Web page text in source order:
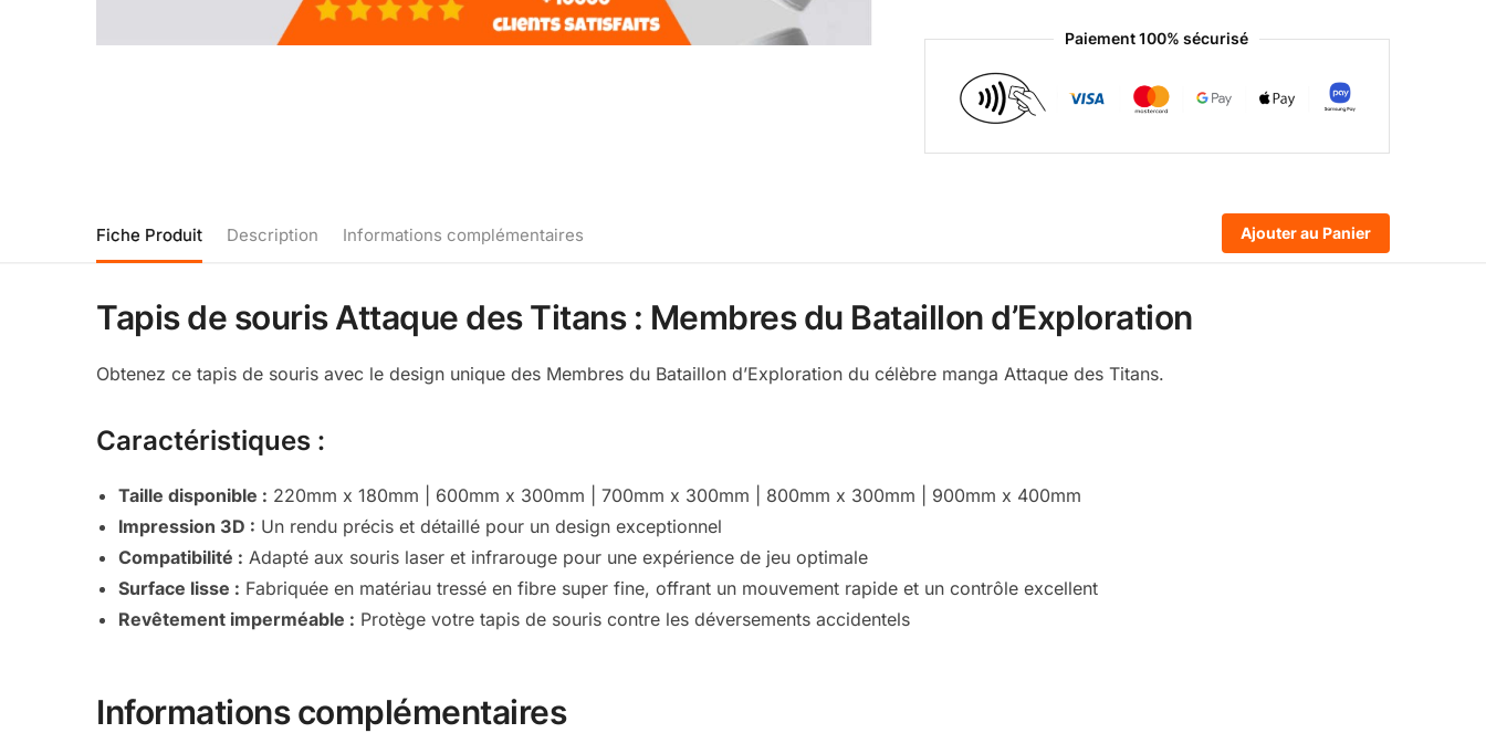
Paiement 100% sécurisé
Fiche Produit Description Informations complémentaires Ajouter au Panier
Tapis de souris Attaque des Titans : Membres du Bataillon d’Exploration
Obtenez ce tapis de souris avec le design unique des Membres du Bataillon d’Exploration du célèbre manga Attaque des Titans.
Caractéristiques :
Taille disponible : 220mm x 180mm | 600mm x 300mm | 700mm x 300mm | 800mm x 300mm | 900mm x 400mm
Impression 3D : Un rendu précis et détaillé pour un design exceptionnel
Compatibilité : Adapté aux souris laser et infrarouge pour une expérience de jeu optimale
Surface lisse : Fabriquée en matériau tressé en fibre super fine, offrant un mouvement rapide et un contrôle excellent
Revêtement imperméable : Protège votre tapis de souris contre les déversements accidentels
Informations complémentaires